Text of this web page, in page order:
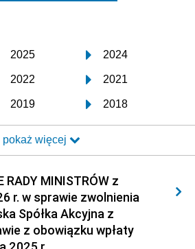
2025 2024
2022 2021
2019 2018
2016 2015
2013 2012
2010 2009
2007 2006
2004 2003
pokaż więcej
RADY MINISTRÓW z
r. w sprawie zwolnienia
Spółka Akcyjna z
z obowiązku wpłaty